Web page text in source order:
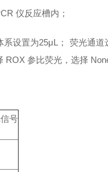
仪反应槽内；
设置为25μL； 荧光通
参比荧光，选择
号